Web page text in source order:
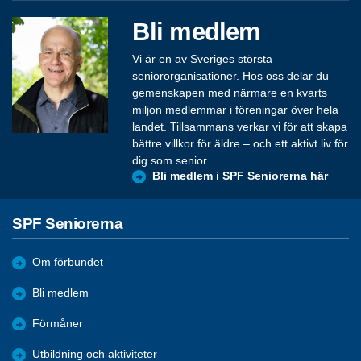
Bli medlem
Vi är en av Sveriges största
seniororganisationer. Hos oss delar du
gemenskapen med närmare en kvarts
miljon medlemmar i föreningar över hela
landet. Tillsammans verkar vi för att skapa
bättre villkor för äldre – och ett aktivt liv för
dig som senior.
Bli medlem i SPF Seniorerna här
SPF Seniorerna
Om förbundet
Bli medlem
Förmåner
Utbildning och aktiviteter